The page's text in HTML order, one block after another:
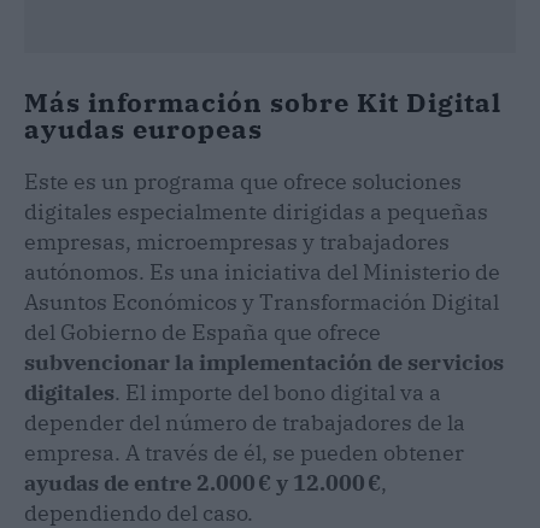
Más información sobre Kit Digital
ayudas europeas
Este es un programa que ofrece soluciones
digitales especialmente dirigidas a pequeñas
empresas, microempresas y trabajadores
autónomos. Es una iniciativa del Ministerio de
Asuntos Económicos y Transformación Digital
del Gobierno de España que ofrece
subvencionar la implementación de servicios
digitales. El importe del bono digital va a
depender del número de trabajadores de la
empresa. A través de él, se pueden obtener
ayudas de entre 2.000 € y 12.000 €,
dependiendo del caso.